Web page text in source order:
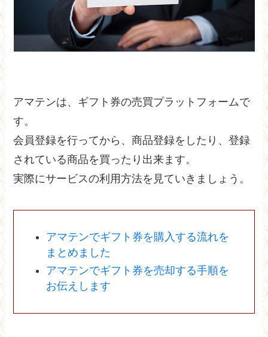
アマテンは、ギフト券の売買プラットフォームで
す。
会員登録を行ってから、商品登録をしたり、登録
されている商品を買ったり出来ます。
実際にサービスの利用方法を見ていきましょう。
アマテンでギフト券を購入する流れを
まとめました
アマテンでギフト券を売却する手順を
お伝えします